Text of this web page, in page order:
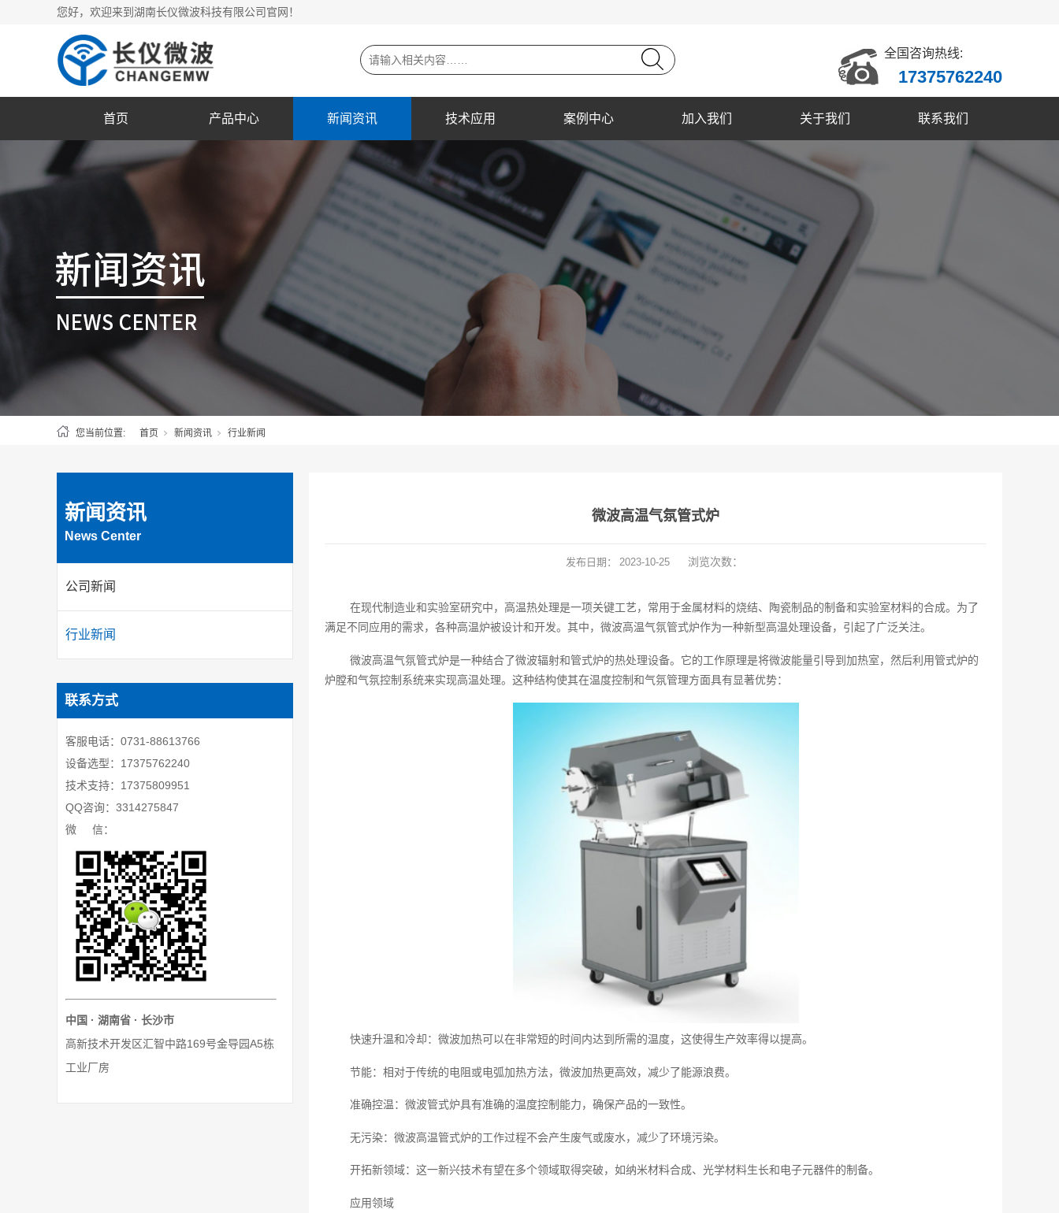
您好，欢迎来到湖南长仪微波科技有限公司官网！
全国咨询热线:
17375762240
首页 产品中心 新闻资讯 技术应用 案例中心 加入我们 关于我们 联系我们
您当前位置: 首页 新闻资讯 行业新闻
新闻资讯
News Center
公司新闻
行业新闻
联系方式
客服电话：0731-88613766
设备选型：17375762240
技术支持：17375809951
QQ咨询：3314275847
微 信：
中国 · 湖南省 · 长沙市
高新技术开发区汇智中路169号金导园A5栋
工业厂房
微波高温气氛管式炉
发布日期： 2023-10-25 浏览次数：
在现代制造业和实验室研究中，高温热处理是一项关键工艺，常用于金属材料的烧结、陶瓷制品的制备和实验室材料的合成。为了
满足不同应用的需求，各种高温炉被设计和开发。其中，微波高温气氛管式炉作为一种新型高温处理设备，引起了广泛关注。
微波高温气氛管式炉是一种结合了微波辐射和管式炉的热处理设备。它的工作原理是将微波能量引导到加热室，然后利用管式炉的
炉膛和气氛控制系统来实现高温处理。这种结构使其在温度控制和气氛管理方面具有显著优势：
快速升温和冷却：微波加热可以在非常短的时间内达到所需的温度，这使得生产效率得以提高。
节能：相对于传统的电阻或电弧加热方法，微波加热更高效，减少了能源浪费。
准确控温：微波管式炉具有准确的温度控制能力，确保产品的一致性。
无污染：微波高温管式炉的工作过程不会产生废气或废水，减少了环境污染。
开拓新领域：这一新兴技术有望在多个领域取得突破，如纳米材料合成、光学材料生长和电子元器件的制备。
应用领域